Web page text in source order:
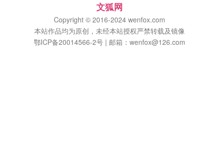
文狐网
Copyright © 2016-2024 wenfox.com
本站作品均为原创，未经本站授权严禁转载及镜像
鄂ICP备20014566-2号 | 邮箱：wenfox@126.com